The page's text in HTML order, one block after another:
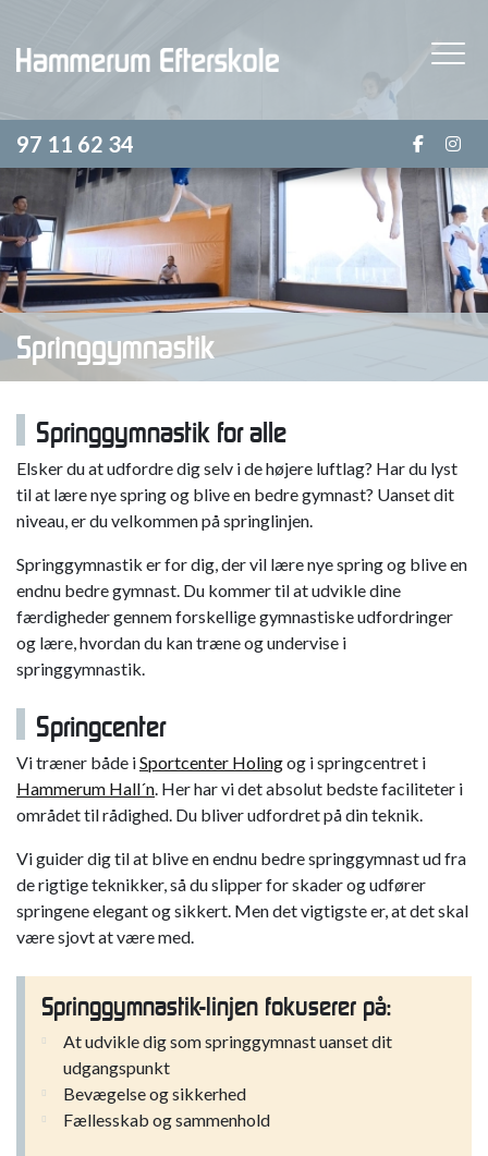
hovedindhold
97 11 62 34
Springgymnastik
Springgymnastik for alle
Elsker du at udfordre dig selv i de højere luftlag? Har du lyst
til at lære nye spring og blive en bedre gymnast? Uanset dit
niveau, er du velkommen på springlinjen.
Springgymnastik er for dig, der vil lære nye spring og blive en
endnu bedre gymnast. Du kommer til at udvikle dine
færdigheder gennem forskellige gymnastiske udfordringer
og lære, hvordan du kan træne og undervise i
springgymnastik.
Springcenter
Vi træner både iSportcenter Holingog i springcentret i
Hammerum Hall´n . Her har vi det absolut bedste faciliteter i
området til rådighed. Du bliver udfordret på din teknik.
Vi guider dig til at blive en endnu bedre springgymnast ud fra
de rigtige teknikker, så du slipper for skader og udfører
springene elegant og sikkert. Men det vigtigste er, at det skal
være sjovt at være med.
Springgymnastik-linjen fokuserer på:
At udvikle dig som springgymnast uanset dit
udgangspunkt
Bevægelse og sikkerhed
Fællesskab og sammenhold